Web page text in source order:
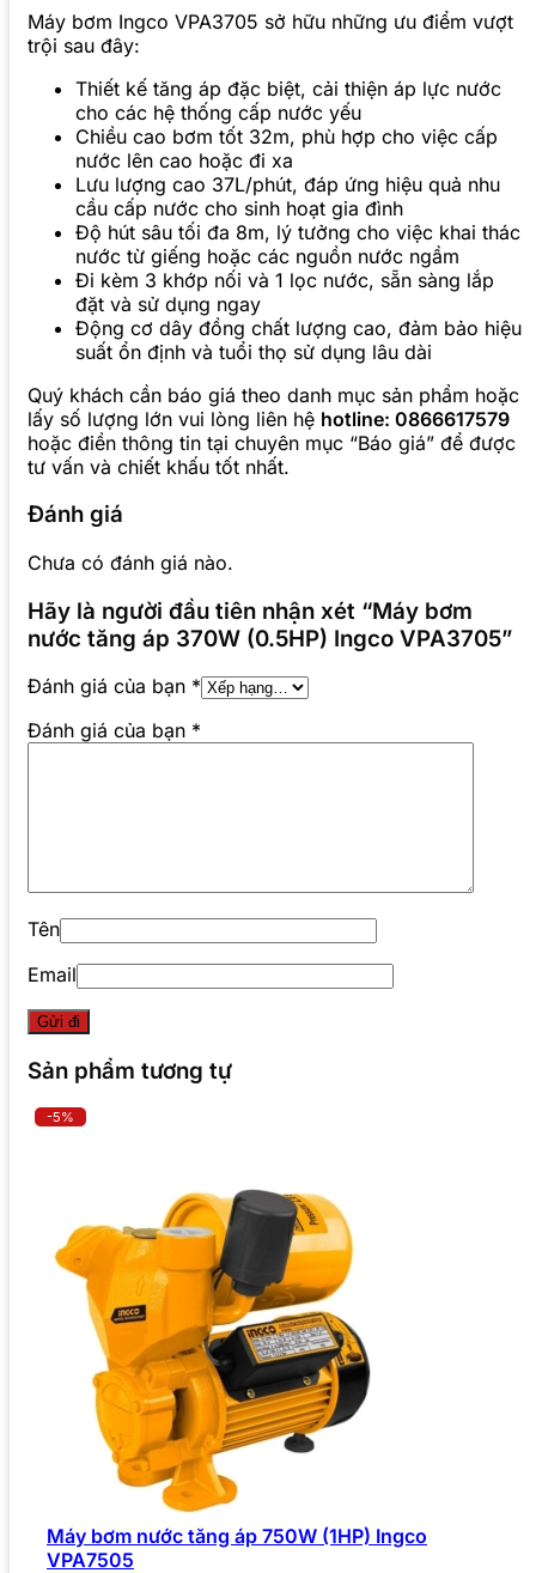
Máy bơm Ingco VPA3705 sở hữu những ưu điểm vượt
trội sau đây:
Thiết kế tăng áp đặc biệt, cải thiện áp lực nước
cho các hệ thống cấp nước yếu
Chiều cao bơm tốt 32m, phù hợp cho việc cấp
nước lên cao hoặc đi xa
Lưu lượng cao 37L/phút, đáp ứng hiệu quả nhu
cầu cấp nước cho sinh hoạt gia đình
Độ hút sâu tối đa 8m, lý tưởng cho việc khai thác
nước từ giếng hoặc các nguồn nước ngầm
Đi kèm 3 khớp nối và 1 lọc nước, sẵn sàng lắp
đặt và sử dụng ngay
Động cơ dây đồng chất lượng cao, đảm bảo hiệu
suất ổn định và tuổi thọ sử dụng lâu dài
Quý khách cần báo giá theo danh mục sản phẩm hoặc
lấy số lượng lớn vui lòng liên hệ hotline: 0866617579
hoặc điền thông tin tại chuyên mục “Báo giá” để được
tư vấn và chiết khấu tốt nhất.
Đánh giá
Chưa có đánh giá nào.
Hãy là người đầu tiên nhận xét “Máy bơm
nước tăng áp 370W (0.5HP) Ingco VPA3705”
Đánh giá của bạn *
Đánh giá của bạn *
Tên
Email
Sản phẩm tương tự
-5%
Máy bơm nước tăng áp 750W (1HP) Ingco
VPA7505